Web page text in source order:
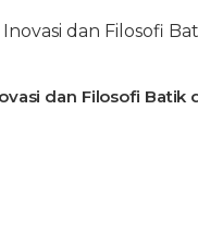
dan Filosofi Batik